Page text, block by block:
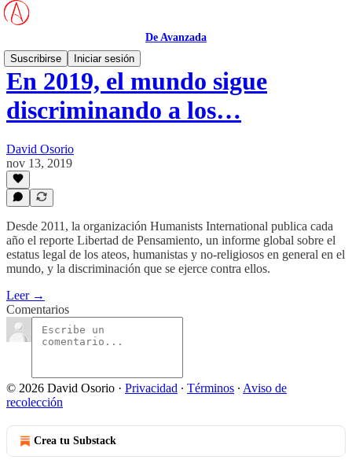
De Avanzada
Suscribirse
Iniciar sesión
En 2019, el mundo sigue
discriminando a los…
David Osorio
nov 13, 2019
Desde 2011, la organización Humanists International publica cada
año el reporte Libertad de Pensamiento, un informe global sobre el
estatus legal de los ateos, humanistas y no-religiosos en general en el
mundo, y la discriminación que se ejerce contra ellos.
Leer →
Comentarios
© 2026 David Osorio · Privacidad ∙ Términos ∙ Aviso de
recolección
Crea tu Substack